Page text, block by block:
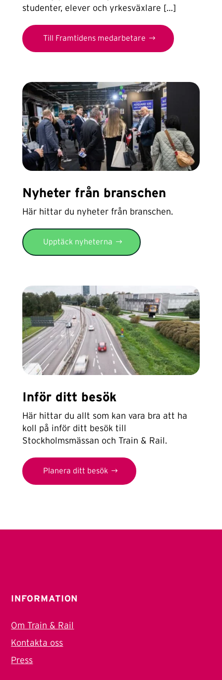
studenter, elever och yrkesväxlare […]
Till Framtidens medarbetare
Nyheter från branschen
Här hittar du nyheter från branschen.
Upptäck nyheterna
Inför ditt besök
Här hittar du allt som kan vara bra att ha
koll på inför ditt besök till
Stockholmsmässan och Train & Rail.
Planera ditt besök
INFORMATION
Om Train & Rail
Kontakta oss
Press